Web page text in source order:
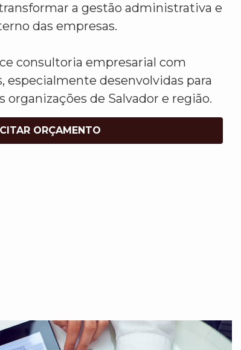
a gestão administrativa e
das empresas.
consultoria empresarial com
especialmente desenvolvidas para
organizações de Salvador e região.
ORÇAMENTO